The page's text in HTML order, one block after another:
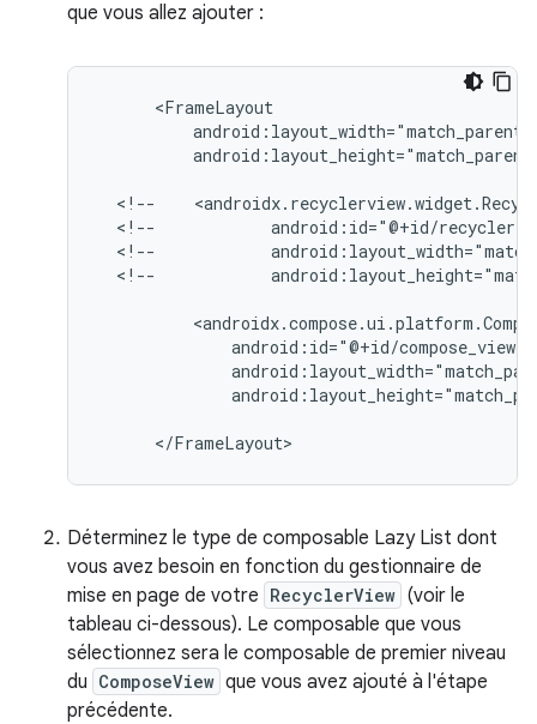
que vous allez ajouter :
<!--
<!--
<!--
<!--
Déterminez le type de composable Lazy List dont
vous avez besoin en fonction du gestionnaire de
mise en page de votre RecyclerView (voir le
tableau ci-dessous). Le composable que vous
sélectionnez sera le composable de premier niveau
du ComposeView que vous avez ajouté à l'étape
précédente.